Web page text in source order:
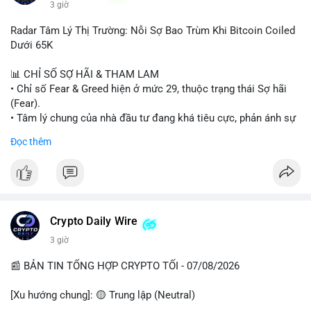
#binancesquare #cryptonews #wintermute #brokerdealer
#tokenizedsecurities
$btc $eth
#vlikevn
3 giờ
Radar Tâm Lý Thị Trường: Nỗi Sợ Bao Trùm Khi Bitcoin Coiled
Dưới 65K
📊 CHỈ SỐ SỢ HÃI & THAM LAM
• Chỉ số Fear & Greed hiện ở mức 29, thuộc trạng thái Sợ hãi
(Fear).
• Tâm lý chung của nhà đầu tư đang khá tiêu cực, phản ánh sự
• CoinGecko Trending: Plume (PLUME), Cash Cat (CASHCAT),
• LunarCrush Trending: Ethereum, Solana, Dogecoin, Polkadot,
Chainlink.
Viettel) và các từ khóa đời sống khác đang chiếm ưu thế.
💬 DÒNG CHẢY TIN TỨC & TRUYỀN THÔNG
Đọc thêm
Crypto Daily Wire
3 giờ
📰 BẢN TIN TỔNG HỢP CRYPTO TỐI - 07/08/2026
[Xu hướng chung]: 🟡 Trung lập (Neutral)